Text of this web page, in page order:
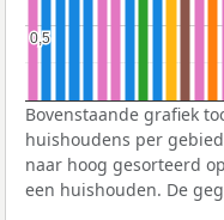
0,5
0,5
Bovenstaande grafiek
huishoudens per
naar hoog gesorteerd
een huishouden. De